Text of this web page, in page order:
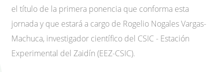
el título de la primera ponencia que conforma esta
jornada y que estará a cargo de Rogelio Nogales Vargas-
Machuca, investigador científico del CSIC - Estación
Experimental del Zaidín (EEZ-CSIC).